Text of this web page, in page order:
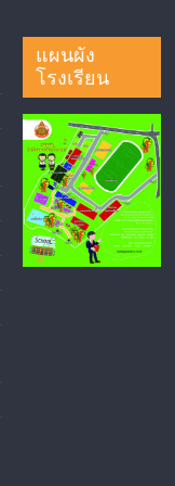
แผนผัง
โรงเรียน